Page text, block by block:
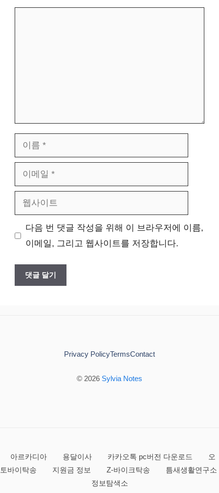
름
메
사
다음 번 댓글 작성을 위해 이 브라우저에 이름,
이메일, 그리고 웹사이트를 저장합니다.
© 2026 Sylvia Notes
Privacy PolicyTermsContact
아르카디아 용달이사 카카오톡 pc버전 다운로드
오
토바이탁송
지원금 정보 Z-바이크탁송
틈새생활연구소
정보탐색소